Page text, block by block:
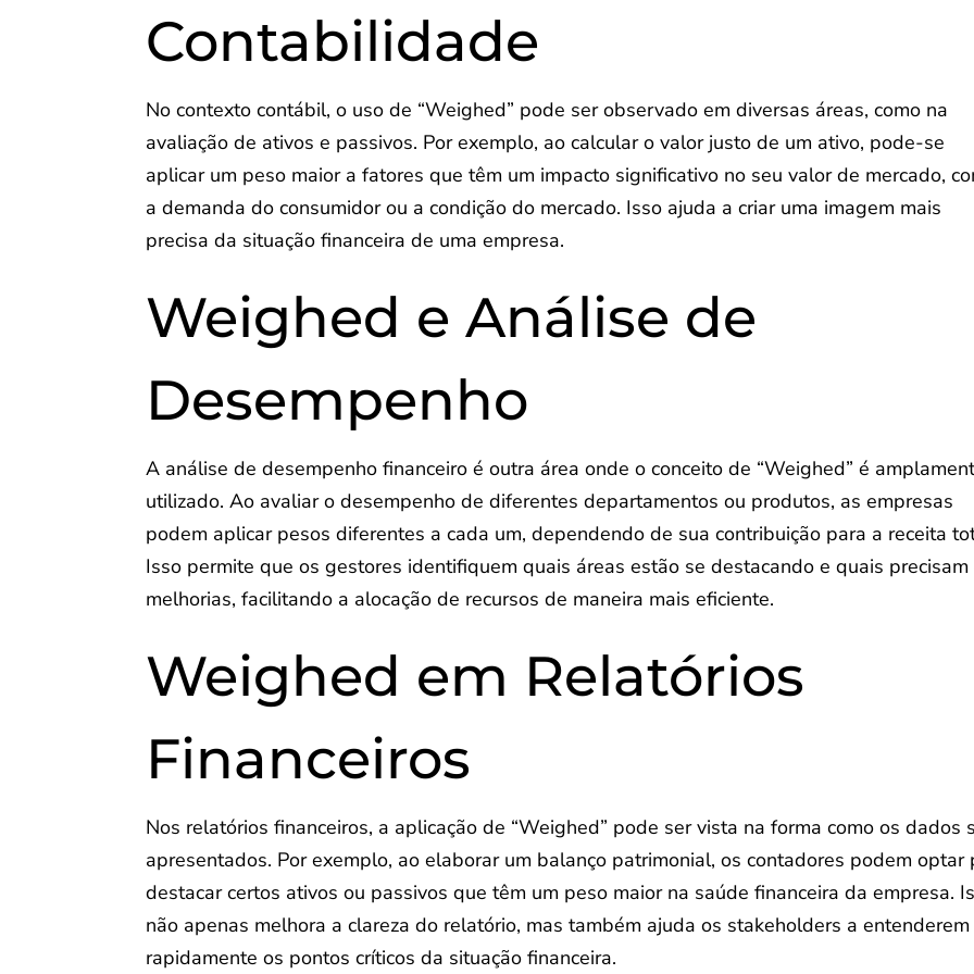
Contabilidade
No contexto contábil, o uso de “Weighed” pode ser observado em diversas áreas, como na
avaliação de ativos e passivos. Por exemplo, ao calcular o valor justo de um ativo, pode-se
aplicar um peso maior a fatores que têm um impacto significativo no seu valor de mercado,
a demanda do consumidor ou a condição do mercado. Isso ajuda a criar uma imagem mais
precisa da situação financeira de uma empresa.
Weighed e Análise de
Desempenho
A análise de desempenho financeiro é outra área onde o conceito de “Weighed” é
utilizado. Ao avaliar o desempenho de diferentes departamentos ou produtos, as empresas
podem aplicar pesos diferentes a cada um, dependendo de sua contribuição para a receita
Isso permite que os gestores identifiquem quais áreas estão se destacando e quais precisam
melhorias, facilitando a alocação de recursos de maneira mais eficiente.
Weighed em Relatórios
Financeiros
Nos relatórios financeiros, a aplicação de “Weighed” pode ser vista na forma como os dados
apresentados. Por exemplo, ao elaborar um balanço patrimonial, os contadores podem optar
destacar certos ativos ou passivos que têm um peso maior na saúde financeira da empresa.
não apenas melhora a clareza do relatório, mas também ajuda os stakeholders a entenderem
rapidamente os pontos críticos da situação financeira.